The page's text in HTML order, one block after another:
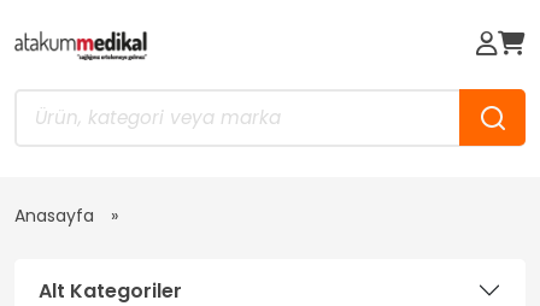
Anasayfa
Alt Kategoriler